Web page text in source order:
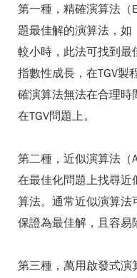
第一種，精確演算法（
題最佳解的演算法，
較小時，此法可找到最
指數性成長，在TGV製
確演算法無法在合理時
在TGV問題上。
第二種，近似演算法（
在最佳化問題上找尋近
算法。通常近似演算法
保證為最佳解，且容易
第三種，萬用啟發式演